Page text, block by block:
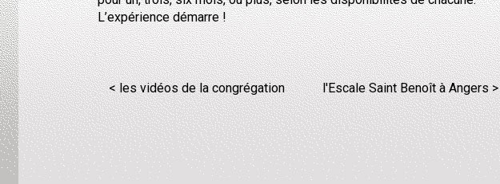
L’expérience démarre !
< les vidéos de la congrégation l'Escale Saint Benoît à Angers >